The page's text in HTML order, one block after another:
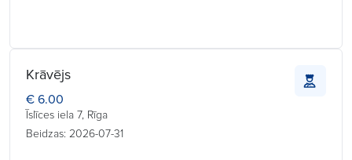
Krāvējs
€ 6.00
Īslīces iela 7, Rīga
Beidzas: 2026-07-31